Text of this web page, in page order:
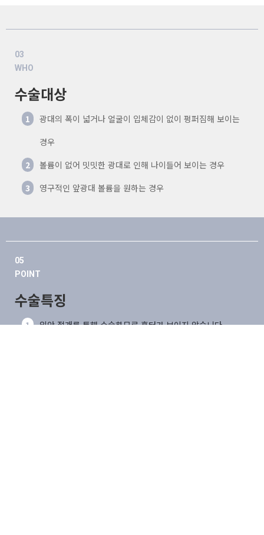
03
WHO
수술대상
1
광대의 폭이 넓거나 얼굴이 입체감이 없이 펑퍼짐해 보이는
경우
2
볼륨이 없어 밋밋한 광대로 인해 나이들어 보이는 경우
3
영구적인 앞광대 볼륨을 원하는 경우
05
POINT
수술특징
1
입안 절개를 통해 수술하므로 흉터가 보이지 않습니다.